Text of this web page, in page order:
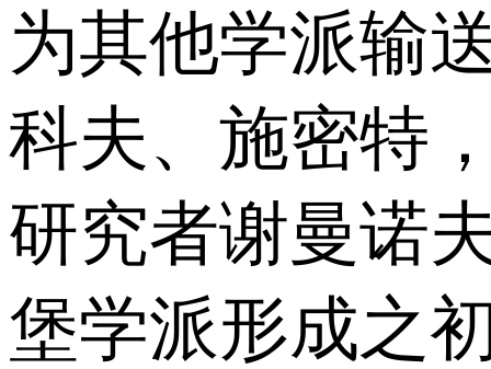
为其他学派输
科夫、施密特
研究者谢曼诺
堡学派形成之